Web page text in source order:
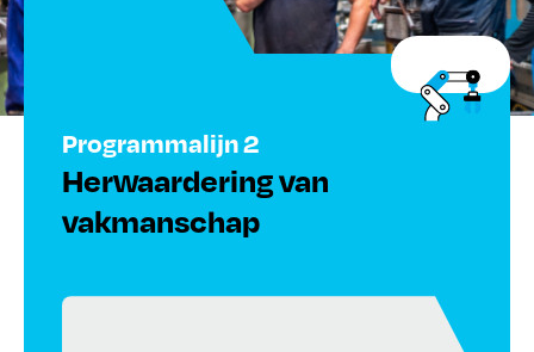
Blog
Contact
Programmalijn 2
Herwaardering van
vakmanschap